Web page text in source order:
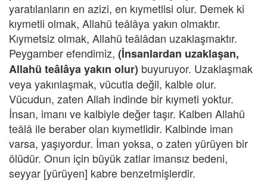
yaratılanların en azizi, en kıymetlisi olur. Demek ki
kıymetli olmak, Allahü teâlâya yakın olmaktır.
Kıymetsiz olmak, Allahü teâlâdan uzaklaşmaktır.
Peygamber efendimiz, (İnsanlardan uzaklaşan,
Allahü teâlâya yakın olur) buyuruyor. Uzaklaşmak
veya yakınlaşmak, vücutla değil, kalble olur.
Vücudun, zaten Allah indinde bir kıymeti yoktur.
İnsan, imanı ve kalbiyle değer taşır. Kalben Allahü
teâlâ ile beraber olan kıymetlidir. Kalbinde iman
varsa, yaşıyordur. İman yoksa, o zaten yürüyen bir
ölüdür. Onun için büyük zatlar imansız bedeni,
seyyar [yürüyen] kabre benzetmişlerdir.